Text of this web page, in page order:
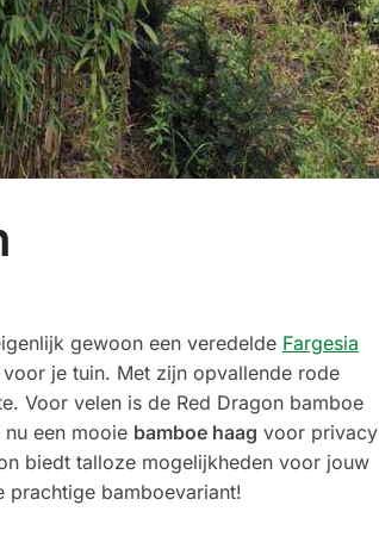
gewoon een veredelde Fargesia
je tuin. Met zijn opvallende rode
Voor velen is de Red Dragon bamboe
een mooie bamboe haag voor privacy
biedt talloze mogelijkheden voor jouw
prachtige bamboevariant!